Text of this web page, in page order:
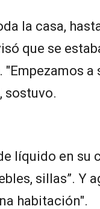
la casa,
que se
a
sostuvo.
líquido en su
sillas”. Y
habitación".